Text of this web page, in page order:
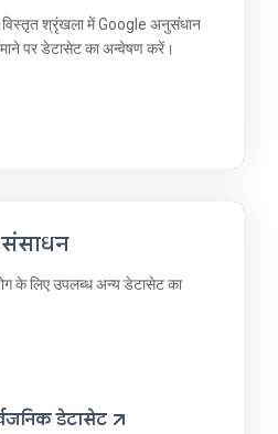
विस्तृत श्रृंखला में Google अनुसंधान
पैमाने पर डेटासेट का अन्वेषण करें।
संसाधन
के लिए उपलब्ध अन्य डेटासेट का
डेटासेट